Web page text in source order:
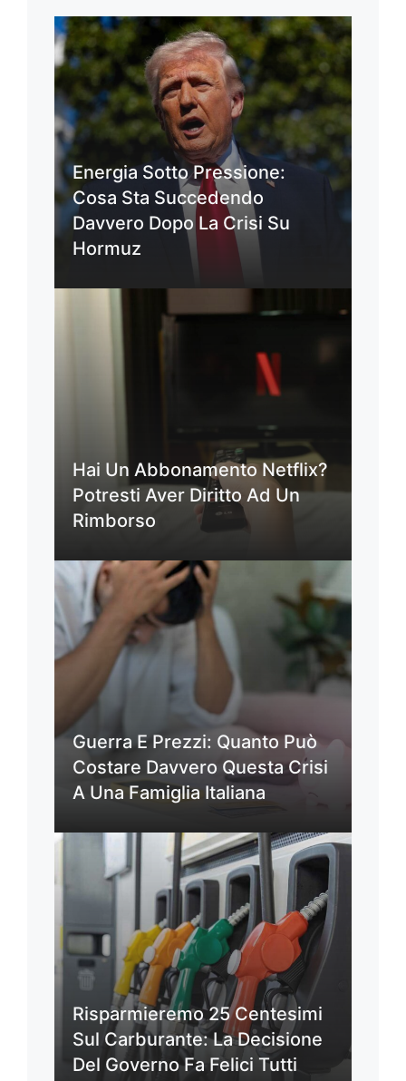
Energia Sotto Pressione:
Cosa Sta Succedendo
Davvero Dopo La Crisi Su
Hormuz
Hai Un Abbonamento Netflix?
Potresti Aver Diritto Ad Un
Rimborso
Guerra E Prezzi: Quanto Può
Costare Davvero Questa Crisi
A Una Famiglia Italiana
Risparmieremo 25 Centesimi
Sul Carburante: La Decisione
Del Governo Fa Felici Tutti